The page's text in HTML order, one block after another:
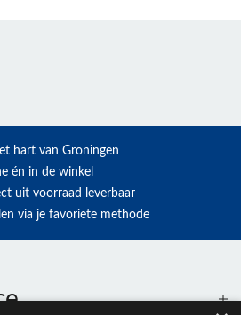
hart van Groningen
én in de winkel
uit voorraad leverbaar
via je favoriete methode